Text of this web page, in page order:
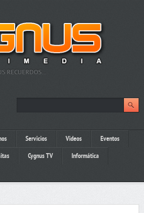
RECUERDOS…
Servicios Videos Eventos
Cygnus TV Informática